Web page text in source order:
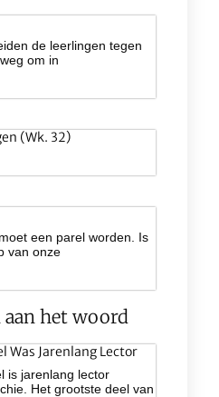
de leerlingen tegen
om in
(wk. 32)
een parel worden. Is
van onze
aan het woord
Was Jarenlang Lector
is jarenlang lector
Het grootste deel van